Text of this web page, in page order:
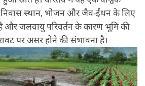
निवास स्थान, भोजन और जैव-ईंधन के लिए
है और जलवायु परिवर्तन के कारण भूमि की
पर असर होने की संभावना है।